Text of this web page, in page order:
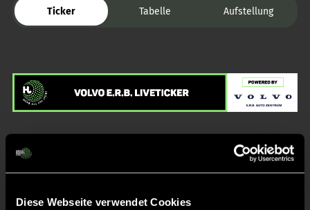
Diese Webseite verwendet Cookies
Ticker Tabelle Aufstellung
Liveticker